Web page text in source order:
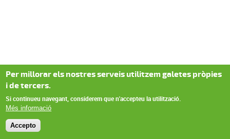
Per millorar els nostres serveis utilitzem galetes pròpies
i de tercers.
Si continueu navegant, considerem que n'accepteu la utilització.
Més informació
Accepto